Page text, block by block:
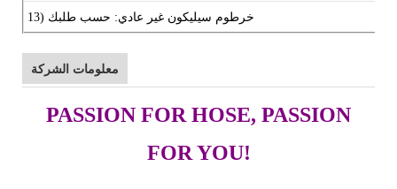
13) خرطوم سيليكون غير عادي: حسب طلبك
معلومات الشركة
PASSION FOR HOSE, PASSION
FOR YOU!